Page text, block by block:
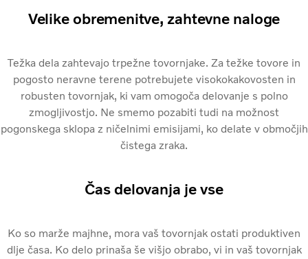
Velike obremenitve, zahtevne naloge
Težka dela zahtevajo trpežne tovornjake. Za težke tovore in
pogosto neravne terene potrebujete visokokakovosten in
robusten tovornjak, ki vam omogoča delovanje s polno
zmogljivostjo. Ne smemo pozabiti tudi na možnost
pogonskega sklopa z ničelnimi emisijami, ko delate v območjih
čistega zraka.
Čas delovanja je vse
Ko so marže majhne, mora vaš tovornjak ostati produktiven
dlje časa. Ko delo prinaša še višjo obrabo, vi in vaš tovornjak